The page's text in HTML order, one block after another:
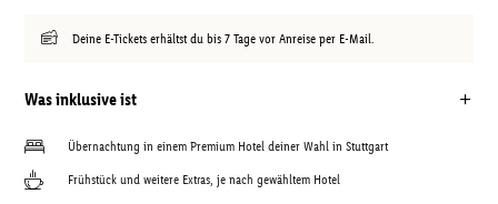
Deine E-Tickets erhältst du bis 7 Tage vor Anreise per E-Mail.
Was inklusive ist
Übernachtung in einem Premium Hotel deiner Wahl in Stuttgart
Frühstück und weitere Extras, je nach gewähltem Hotel